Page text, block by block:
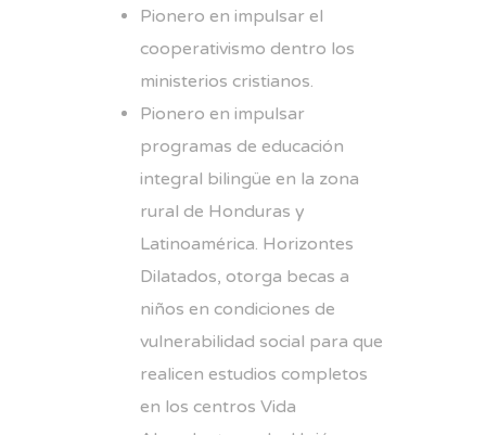
Pionero en impulsar el
cooperativismo dentro los
ministerios cristianos.
Pionero en impulsar
programas de educación
integral bilingüe en la zona
rural de Honduras y
Latinoamérica. Horizontes
Dilatados, otorga becas a
niños en condiciones de
vulnerabilidad social para que
realicen estudios completos
en los centros Vida